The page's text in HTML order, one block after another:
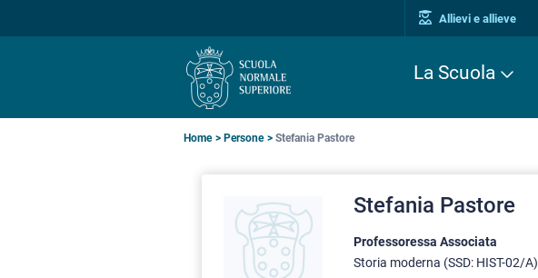
Allievi e allieve
La Scuola
Briciole
pane
Home Persone Stefania Pastore
Stefania Pastore
Professoressa Associata
Storia moderna (SSD: HIST-02/A)